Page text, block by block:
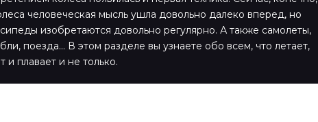
человеческая мысль ушла довольно далеко вперед, но
изобретаются довольно регулярно. А также самолеты,
поезда… В этом разделе вы узнаете обо всем, что летает,
и плавает и не только.